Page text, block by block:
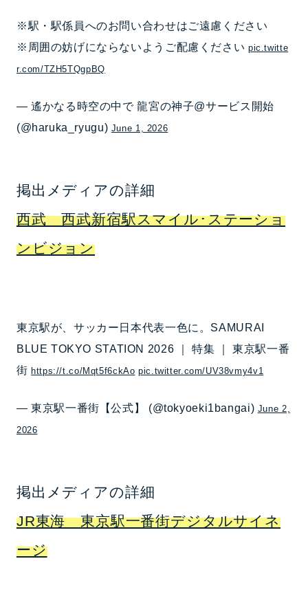
※駅・駅係員へのお問い合わせはご遠慮ください
※周囲の妨げにならないようご配慮ください pic.twitte
r.com/TZH5TQgpBQ
— 遙かなる時空の中で 龍宮の神子@サービス開始
(@haruka_ryugu) June 1, 2026
掲出メディアの詳細
西武 西武新宿駅スマイル･ステーショ
ンビジョン
東京駅が、サッカー日本代表一色に。SAMURAI
BLUE TOKYO STATION 2026 ｜ 特集 ｜ 東京駅一番
街https://t.co/Mqt5f6ckAo pic.twitter.com/UV38vmy4v1
— 東京駅一番街【公式】 (@tokyoeki1bangai) June 2,
2026
掲出メディアの詳細
JR東海 東京駅一番街デジタルサイネ
ージ